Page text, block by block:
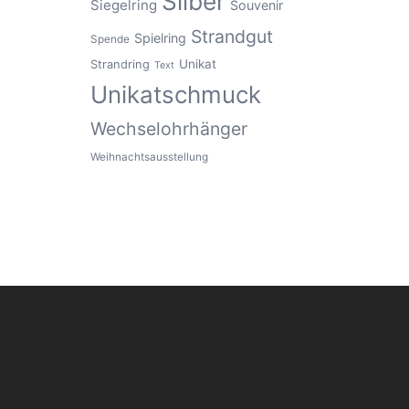
Siegelring Souvenir
Spende Spielring Strandgut
Strandring Text Unikat
Unikatschmuck
Wechselohrhänger
Weihnachtsausstellung